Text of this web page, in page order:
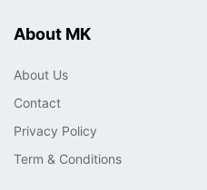
About MK
About Us
Contact
Privacy Policy
Term & Conditions